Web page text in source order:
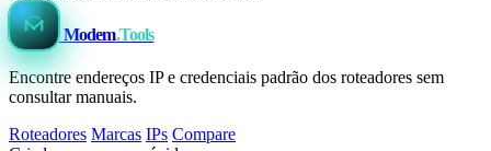
Modem.Tools
Encontre endereços IP e credenciais padrão dos roteadores sem
consultar manuais.
Roteadores Marcas IPs Compare